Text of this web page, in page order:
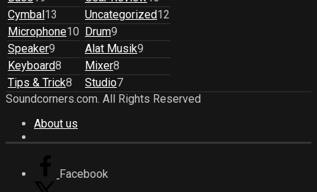
Cymbal 13 Uncategorized12
Microphone10 Drum9
Speaker9 Alat Musik9
Keyboard8 Mixer8
Tips & Trick8 Studio7
Soundcorners.com. All Rights Reserved
About us
Facebook